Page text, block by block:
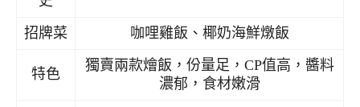
招牌菜 咖哩雞飯、椰奶海鮮燉飯
特色
獨賣兩款燴飯，份量足，CP值高，醬料
濃郁，食材嫩滑